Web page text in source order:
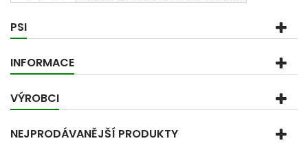
PSI
INFORMACE
VÝROBCI
NEJPRODÁVANĚJŠÍ PRODUKTY